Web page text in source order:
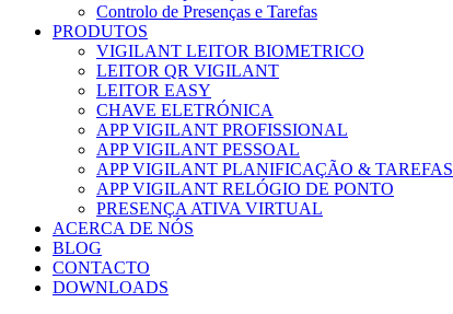
Controlo de Presenças e Tarefas
PRODUTOS
VIGILANT LEITOR BIOMETRICO
LEITOR QR VIGILANT
LEITOR EASY
CHAVE ELETRÓNICA
APP VIGILANT PROFISSIONAL
APP VIGILANT PESSOAL
APP VIGILANT PLANIFICAÇÃO & TAREFAS
APP VIGILANT RELÓGIO DE PONTO
PRESENÇA ATIVA VIRTUAL
ACERCA DE NÓS
BLOG
CONTACTO
DOWNLOADS